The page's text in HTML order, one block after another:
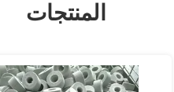
المنتجات